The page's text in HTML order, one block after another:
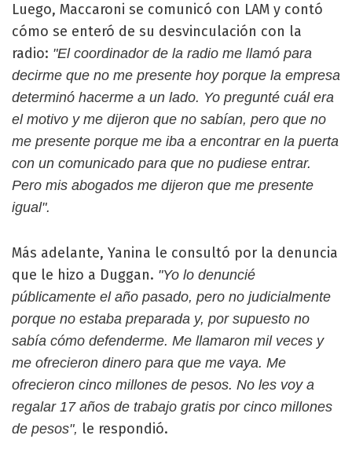
Luego, Maccaroni se comunicó con LAM y contó
cómo se enteró de su desvinculación con la
radio: "El coordinador de la radio me llamó para
decirme que no me presente hoy porque la empresa
determinó hacerme a un lado. Yo pregunté cuál era
el motivo y me dijeron que no sabían, pero que no
me presente porque me iba a encontrar en la puerta
con un comunicado para que no pudiese entrar.
Pero mis abogados me dijeron que me presente
igual".
Más adelante, Yanina le consultó por la denuncia
que le hizo a Duggan. "Yo lo denuncié
públicamente el año pasado, pero no judicialmente
porque no estaba preparada y, por supuesto no
sabía cómo defenderme. Me llamaron mil veces y
me ofrecieron dinero para que me vaya. Me
ofrecieron cinco millones de pesos. No les voy a
regalar 17 años de trabajo gratis por cinco millones
de pesos", le respondió.